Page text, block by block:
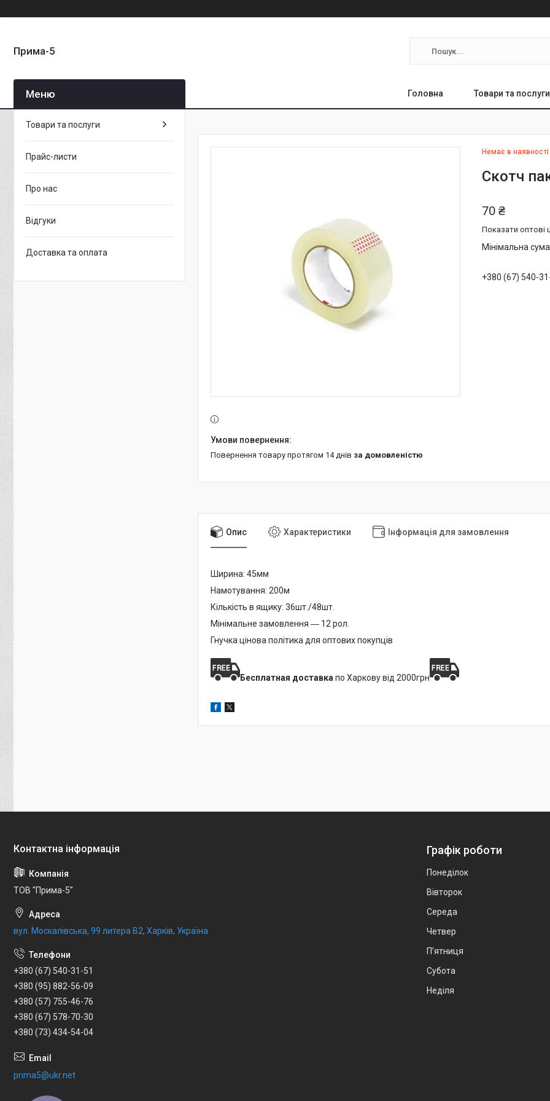
Прима-5
Головна Товари та послуги
Немає в наявності
Скотч
70 ₴
Показати оптові
Мінімальна
+380 (67) 540-
повернення товару протягом 14 днів за домовленістю
Опис Характеристики Інформація для замовлення
Ширина: 45мм
Намотування: 200м
Кількість в ящику: 36шт./48шт.
Мінімальне замовлення ― 12 рол.
Гнучка цінова політика для оптових покупців
Бесплатная доставка по Харкову від 2000грн
Товари та послуги
Прайс-листи
Про нас
Відгуки
Доставка та оплата
ТОВ "Прима-5"
вул. Москалівська, 99 литера В2, Харків, Україна
+380 (67) 540-31-51
+380 (95) 882-56-09
+380 (57) 755-46-76
+380 (67) 578-70-30
+380 (73) 434-54-04
prima5@ukr.net
Графік роботи
Понеділок
Вівторок
Середа
Четвер
Пʼятниця
Субота
Неділя